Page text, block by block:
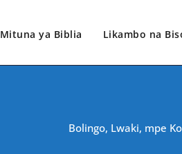
Mituna ya Biblia Likambo na
Bolingo, Lwaki, mpe